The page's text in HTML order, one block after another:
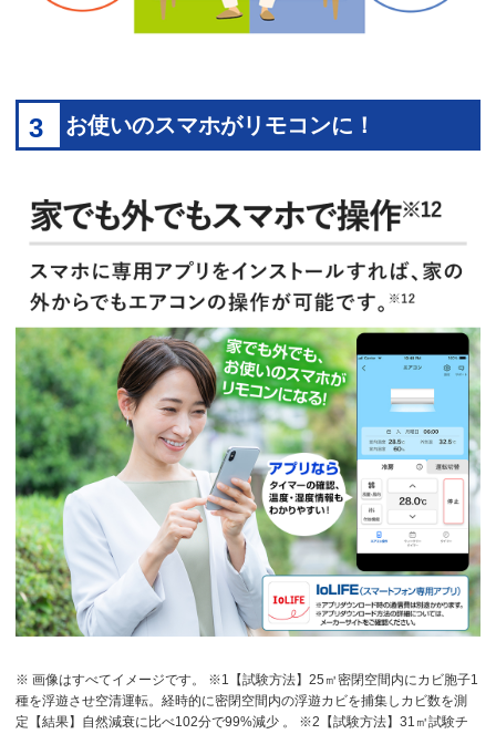
3 お使いのスマホがリモコンに！
※ 画像はすべてイメージです。 ※1【試験方法】25㎥密閉空間内にカビ胞子1
種を浮遊させ空清運転。経時的に密閉空間内の浮遊カビを捕集しカビ数を測
定【結果】⾃然減衰に⽐べ102分で99%減少 。 ※2【試験方法】31㎥試験チ